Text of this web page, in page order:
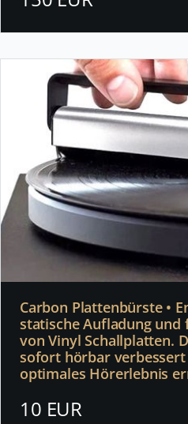
Carbon Plattenbürste •
statische Aufladung und
von Vinyl Schallplatten.
sofort hörbar
optimales Hörerlebnis
10 EUR